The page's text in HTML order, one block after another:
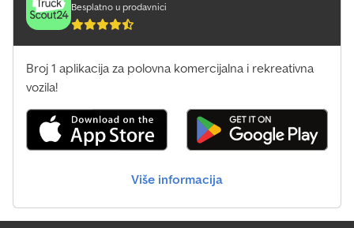
Besplatno u prodavnici
Broj 1 aplikacija za polovna komercijalna i rekreativna
vozila!
Više informacija